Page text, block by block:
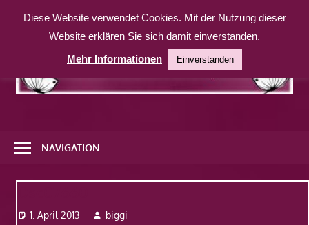
Inhalt
weitere
Website
NAVIGATION
1. April 2013 biggi
Diese Website verwendet Cookies. Mit der Nutzung dieser
Website erklären Sie sich damit einverstanden.
Mehr Informationen
Einverstanden